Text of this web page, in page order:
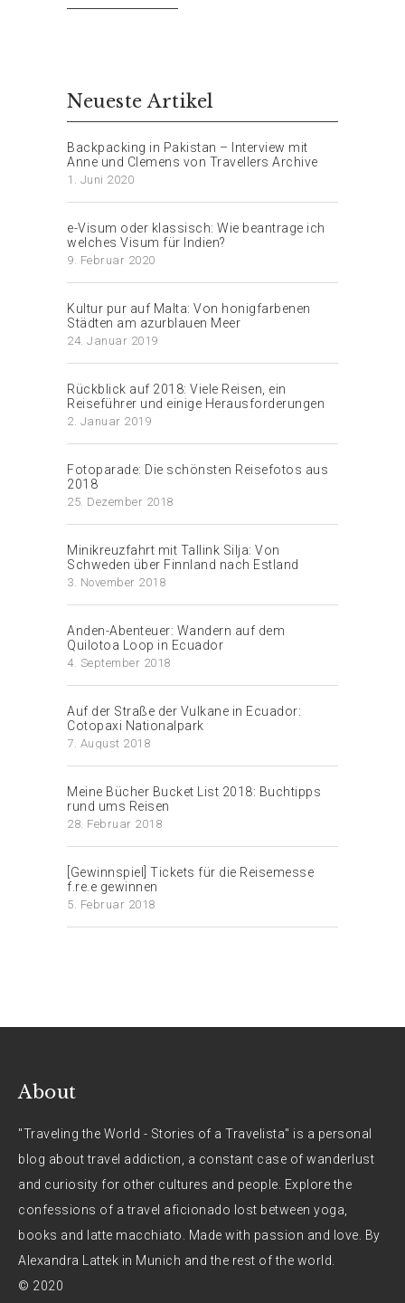
Neueste Artikel
Backpacking in Pakistan – Interview mit
Anne und Clemens von Travellers Archive
1. Juni 2020
e-Visum oder klassisch: Wie beantrage ich
welches Visum für Indien?
9. Februar 2020
Kultur pur auf Malta: Von honigfarbenen
Städten am azurblauen Meer
24. Januar 2019
Rückblick auf 2018: Viele Reisen, ein
Reiseführer und einige Herausforderungen
2. Januar 2019
Fotoparade: Die schönsten Reisefotos aus
2018
25. Dezember 2018
Minikreuzfahrt mit Tallink Silja: Von
Schweden über Finnland nach Estland
3. November 2018
Anden-Abenteuer: Wandern auf dem
Quilotoa Loop in Ecuador
4. September 2018
Auf der Straße der Vulkane in Ecuador:
Cotopaxi Nationalpark
7. August 2018
Meine Bücher Bucket List 2018: Buchtipps
rund ums Reisen
28. Februar 2018
[Gewinnspiel] Tickets für die Reisemesse
f.re.e gewinnen
5. Februar 2018
About
"Traveling the World - Stories of a Travelista" is a personal
blog about travel addiction, a constant case of wanderlust
and curiosity for other cultures and people. Explore the
confessions of a travel aficionado lost between yoga,
books and latte macchiato. Made with passion and love. By
Alexandra Lattek in Munich and the rest of the world.
© 2020